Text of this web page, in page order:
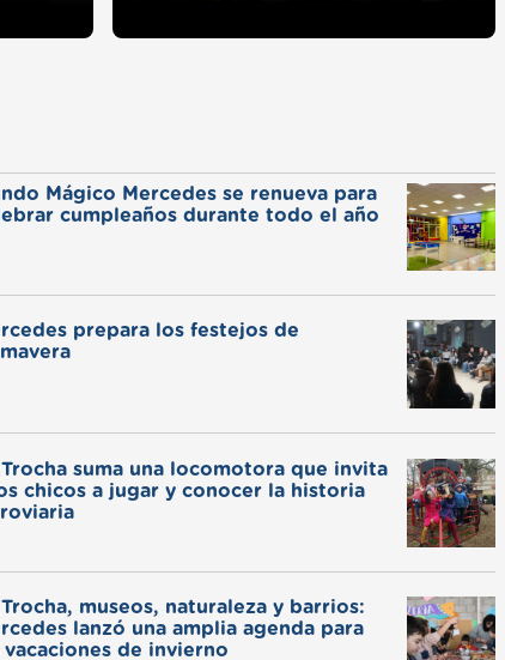
Mágico Mercedes se renueva para
cumpleaños durante todo el año
prepara los festejos de
Trocha suma una locomotora que invita
chicos a jugar y conocer la historia
Trocha, museos, naturaleza y barrios:
lanzó una amplia agenda para
vacaciones de invierno